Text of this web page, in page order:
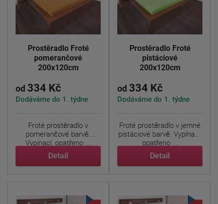
Prostěradlo Froté
pomerančové
200x120cm
od 334 Kč
Dodáváme do 1. týdne
Froté prostěradlo v
pomerančové barvě.
Vypínací, opatřeno ...
Detail
Prostěradlo Froté
pistáciové
200x120cm
od 334 Kč
Dodáváme do 1. týdne
Froté prostěradlo v jemné
pistáciové barvě. Vypínací,
opatřeno ...
Detail